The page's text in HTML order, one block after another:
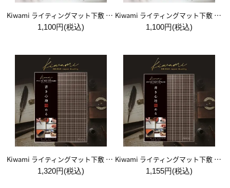
Kiwami ライティングマット下敷 システム手帳バイブルサイズ【黒】
1,100円(税込)
Kiwami ライティングマット下敷 システム手帳バイブルサイズ【月影】
1,100円(税込)
Kiwami ライティングマット下敷 A4+【ブラウン&キャメル】
1,320円(税込)
Kiwami ライティングマット下敷 B5+【ブラウン&キャメル】
1,155円(税込)